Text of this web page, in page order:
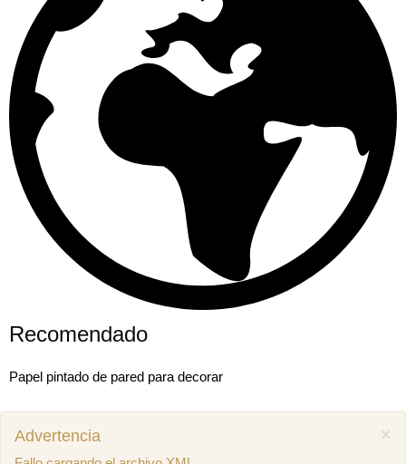
Recomendado
Papel pintado de pared para decorar
×
Advertencia